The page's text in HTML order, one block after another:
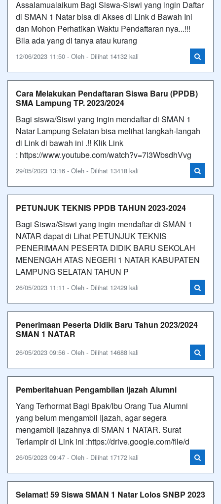
Assalamualaikum Bagi Siswa-Siswi yang ingin Daftar
di SMAN 1 Natar bisa di Akses di Link d Bawah Ini
dan Mohon Perhatikan Waktu Pendaftaran nya...!!!
Bila ada yang di tanya atau kurang
12/06/2023 11:50 - Oleh - Dilihat 14132 kali
Cara Melakukan Pendaftaran Siswa Baru (PPDB)
SMA Lampung TP. 2023/2024
Bagi siswa/Siswi yang ingin mendaftar di SMAN 1
Natar Lampung Selatan bisa melihat langkah-langah
di Link di bawah ini .!! Klik Link
: https://www.youtube.com/watch?v=7l3WbsdhVvg
29/05/2023 13:16 - Oleh - Dilihat 13418 kali
PETUNJUK TEKNIS PPDB TAHUN 2023-2024
Bagi Siswa/Siswi yang ingin mendaftar di SMAN 1
NATAR dapat di Lihat PETUNJUK TEKNIS
PENERIMAAN PESERTA DIDIK BARU SEKOLAH
MENENGAH ATAS NEGERI 1 NATAR KABUPATEN
LAMPUNG SELATAN TAHUN P
26/05/2023 11:11 - Oleh - Dilihat 12429 kali
Penerimaan Peserta Didik Baru Tahun 2023/2024
SMAN 1 NATAR
26/05/2023 09:56 - Oleh - Dilihat 14688 kali
Pemberitahuan Pengambilan Ijazah Alumni
Yang Terhormat Bagi Bpak/Ibu Orang Tua Alumni
yang belum mengambil Ijazah, agar segera
mengambil Ijazahnya di SMAN 1 NATAR. Surat
Terlampir di Link ini :https://drive.google.com/file/d
26/05/2023 09:47 - Oleh - Dilihat 17172 kali
Selamat! 59 Siswa SMAN 1 Natar Lolos SNBP 2023